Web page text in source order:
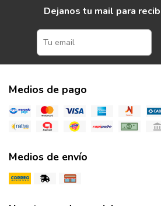
Dejanos tu mail para
Medios de pago
Medios de envío